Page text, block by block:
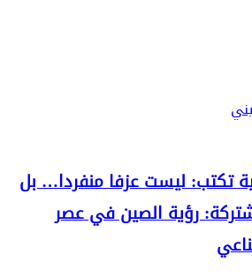
تكتب: ليست عزفا منفردا… بل
رؤية الصين في عصر